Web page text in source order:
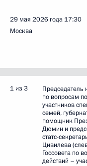
29 мая 2026 года 17:30
Москва
1 из 3
Председатель
по вопросам
участников
семей,
помощник
Дюмин и
статс-
Цивилева
Госсовета по
действий –